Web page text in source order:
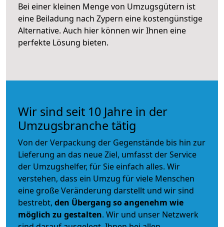
Bei einer kleinen Menge von Umzugsgütern ist
eine Beiladung nach Zypern eine kostengünstige
Alternative. Auch hier können wir Ihnen eine
perfekte Lösung bieten.
Wir sind seit 10 Jahre in der
Umzugsbranche tätig
Von der Verpackung der Gegenstände bis hin zur
Lieferung an das neue Ziel, umfasst der Service
der Umzugshelfer, für Sie einfach alles. Wir
verstehen, dass ein Umzug für viele Menschen
eine große Veränderung darstellt und wir sind
bestrebt, den Übergang so angenehm wie
möglich zu gestalten. Wir und unser Netzwerk